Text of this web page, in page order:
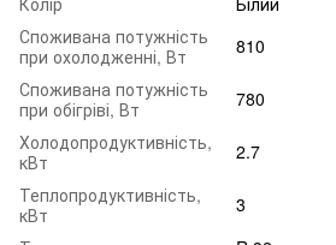
Споживана потужність
при охолодженні, Вт
810
Споживана потужність
при обігріві, Вт
780
Холодопродуктивність,
кВт
2.7
Теплопродуктивність,
кВт
3